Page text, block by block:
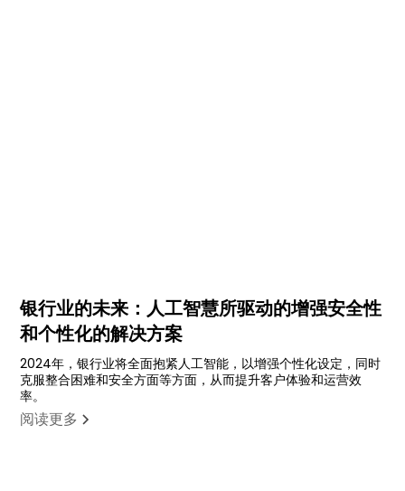
银行业的未来：人工智慧所驱动的增强安全性
和个性化的解决方案
2024年，银行业将全面抱紧人工智能，以增强个性化设定，同时
克服整合困难和安全方面等方面，从而提升客户体验和运营效
率。
阅读更多